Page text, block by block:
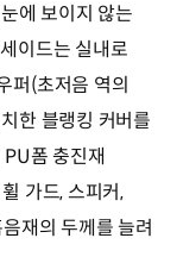
에 보이지 않는
이드는 실내로
퍼(초저음 역의
한 블랭킹 커버를
폼 충진재
가드, 스피커,
재의 두께를 늘려